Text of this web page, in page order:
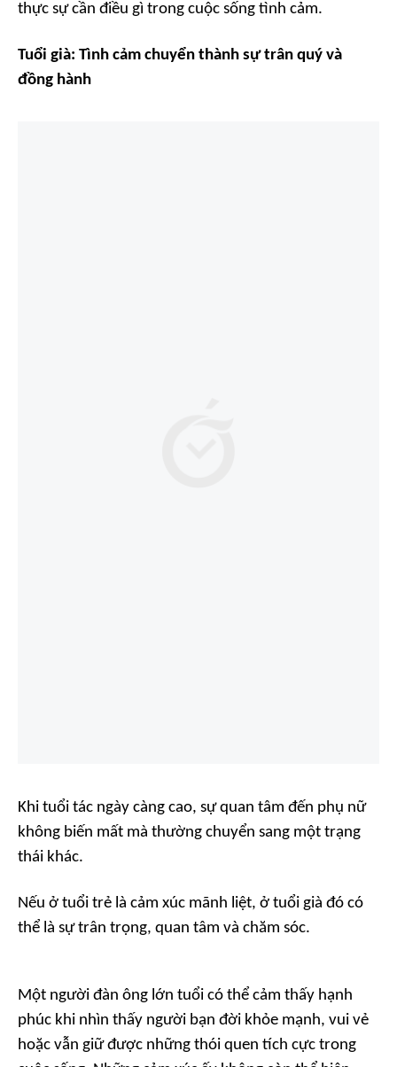
thực sự cần điều gì trong cuộc sống tình cảm.
Tuổi già: Tình cảm chuyển thành sự trân quý và
đồng hành
Khi tuổi tác ngày càng cao, sự quan tâm đến phụ nữ
không biến mất mà thường chuyển sang một trạng
thái khác.
Nếu ở tuổi trẻ là cảm xúc mãnh liệt, ở tuổi già đó có
thể là sự trân trọng, quan tâm và chăm sóc.
Một người đàn ông lớn tuổi có thể cảm thấy hạnh
phúc khi nhìn thấy người bạn đời khỏe mạnh, vui vẻ
hoặc vẫn giữ được những thói quen tích cực trong